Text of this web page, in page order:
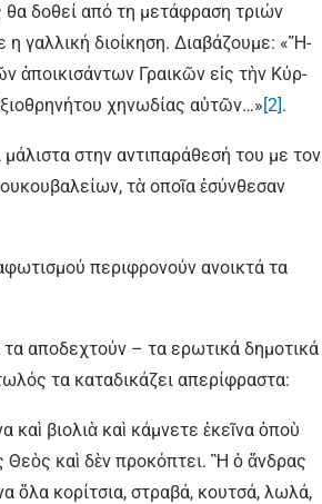
θα δοθεί από τη μετάφραση τριών
γαλλική διοίκηση. Διαβάζουμε: «Ἤ­
ἀ­ποι­κι­σάν­των Γραι­κῶν εἰς τὴν Κύρ­
χη­νω­δί­ας αὐ­τῶν…»[2].
στην αντιπαράθεσή του με τον
τὰ οποῖα ἐσύνθεσαν
περιφρονούν ανοικτά τα
αποδεχτούν – τα ερωτικά δημοτικά
τα καταδικάζει απερίφραστα:
βιολιὰ καὶ κάμνετε ἐκεῖνα ὁποὺ
Θεὸς καὶ δὲν προκόπτει. Ἢ ὁ ἄνδρας
ὅλα κορίτσια, στραβά, κουτσά, λωλά,